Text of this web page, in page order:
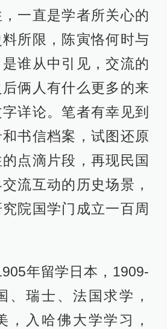
一直是学者所关心的
所限，陈寅恪何时与
谁从中引见，交流的
俩人有什么更多的来
详论。笔者有幸见到
书信档案，试图还原
点滴片段，再现民国
流互动的历史场景，
院国学门成立一百周
年留学日本，1909-
、瑞士、法国求学，
，入哈佛大学学习，